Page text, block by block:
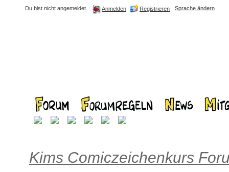
Du bist nicht angemeldet. Anmelden Registrieren Sprache ändern
Kims Comiczeichenkurs